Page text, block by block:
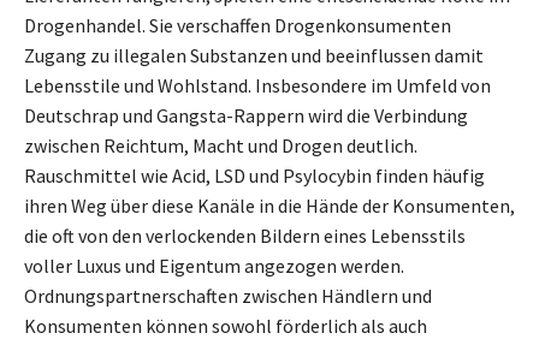
Drogenhandel. Sie verschaffen Drogenkonsumenten
Zugang zu illegalen Substanzen und beeinflussen damit
Lebensstile und Wohlstand. Insbesondere im Umfeld von
Deutschrap und Gangsta-Rappern wird die Verbindung
zwischen Reichtum, Macht und Drogen deutlich.
Rauschmittel wie Acid, LSD und Psylocybin finden häufig
ihren Weg über diese Kanäle in die Hände der Konsumenten,
die oft von den verlockenden Bildern eines Lebensstils
voller Luxus und Eigentum angezogen werden.
Ordnungspartnerschaften zwischen Händlern und
Konsumenten können sowohl förderlich als auch